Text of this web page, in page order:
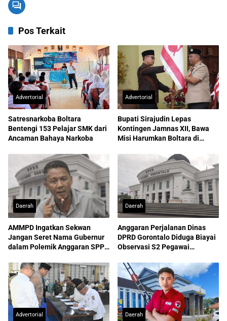
Pos Terkait
Advertorial
Satresnarkoba Boltara
Bentengi 153 Pelajar SMK dari
Ancaman Bahaya Narkoba
Advertorial
Bupati Sirajudin Lepas
Kontingen Jamnas XII, Bawa
Misi Harumkan Boltara di
Daerah
AMMPD Ingatkan Sekwan
Jangan Seret Nama Gubernur
dalam Polemik Anggaran SPPD
Daerah
Anggaran Perjalanan Dinas
DPRD Gorontalo Diduga Biayai
Observasi S2 Pegawai
Advertorial Daerah